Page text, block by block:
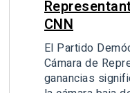
CNN
El Partido
Cámara de
ganancias